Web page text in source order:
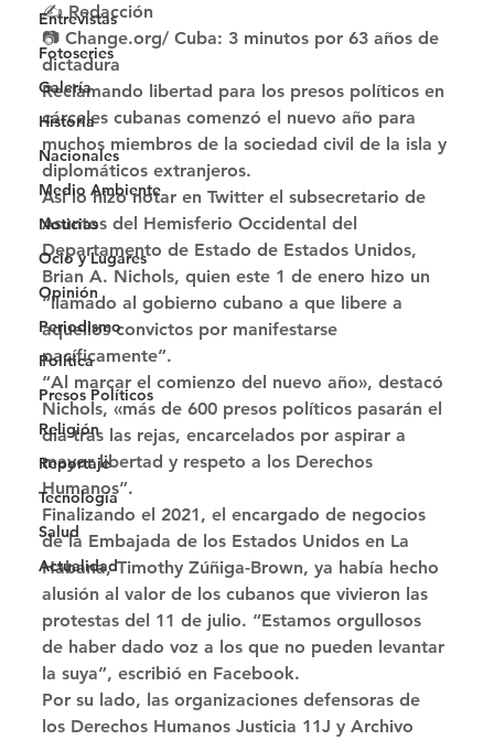
Entrevistas
Fotoseries
Galería
Historia
Nacionales
Medio Ambiente
Noticias
Ocio y Lugares
Opinión
Periodismo
Política
Presos Políticos
Religión
Reportaje
Tecnología
Salud
Actualidad
✍ Redacción
📷 Change.org/ Cuba: 3 minutos por 63 años de
dictadura
Reclamando libertad para los presos políticos en
cárceles cubanas comenzó el nuevo año para
muchos miembros de la sociedad civil de la isla y
diplomáticos extranjeros.
Así lo hizo notar en Twitter el subsecretario de
Asuntos del Hemisferio Occidental del
Departamento de Estado de Estados Unidos,
Brian A. Nichols, quien este 1 de enero hizo un
“llamado al gobierno cubano a que libere a
aquellos convictos por manifestarse
pacíficamente”.
“Al marcar el comienzo del nuevo año», destacó
Nichols, «más de 600 presos políticos pasarán el
día tras las rejas, encarcelados por aspirar a
mayor libertad y respeto a los Derechos
Humanos”.
Finalizando el 2021, el encargado de negocios
de la Embajada de los Estados Unidos en La
Habana, Timothy Zúñiga-Brown, ya había hecho
alusión al valor de los cubanos que vivieron las
protestas del 11 de julio. “Estamos orgullosos
de haber dado voz a los que no pueden levantar
la suya”, escribió en Facebook.
Por su lado, las organizaciones defensoras de
los Derechos Humanos Justicia 11J y Archivo